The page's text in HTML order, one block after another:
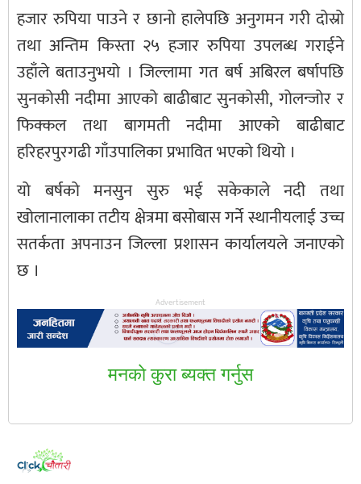
हजार रुपिया पाउने र छानो हालेपछि अनुगमन गरी दोस्रो
तथा अन्तिम किस्ता २५ हजार रुपिया उपलब्ध गराईने
उहाँले बताउनुभयो । जिल्लामा गत बर्ष अबिरल बर्षापछि
सुनकोसी नदीमा आएको बाढीबाट सुनकोसी, गोलन्जोर र
फिक्कल तथा बागमती नदीमा आएको बाढीबाट
हरिहरपुरगढी गाँउपालिका प्रभावित भएको थियो ।
यो बर्षको मनसुन सुरु भई सकेकाले नदी तथा
खोलानालाका तटीय क्षेत्रमा बसोबास गर्ने स्थानीयलाई उच्च
सतर्कता अपनाउन जिल्ला प्रशासन कार्यालयले जनाएको
छ ।
Advertisement
मनकाे कुरा ब्यक्त गर्नुस